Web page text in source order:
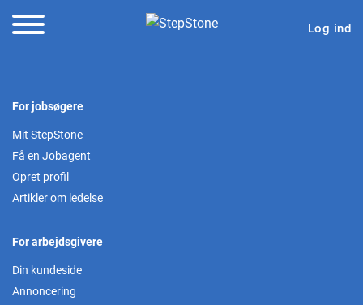
Log ind
For jobsøgere
Mit StepStone
Få en Jobagent
Opret profil
Artikler om ledelse
For arbejdsgivere
Din kundeside
Annoncering